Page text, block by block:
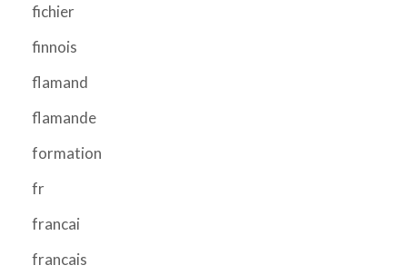
fichier
finnois
flamand
flamande
formation
fr
francai
francais